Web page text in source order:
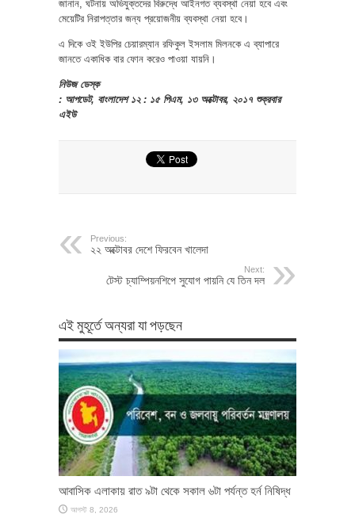
জানান, ঘটনায় অভিযুক্তদের বিরুদ্ধে আইনগত ব্যবস্থা নেয়া হবে এবং
মেয়েটির নিরাপত্তার জন্য প্রয়োজনীয় ব্যবস্থা নেয়া হবে।
এ দিকে ওই ইউপির চেয়ারম্যান রফিকুল ইসলাম মিলনকে এ ব্যাপারে
জানতে একাধিক বার ফোন করেও পাওয়া যায়নি।
নিউজ ডেস্ক
: আপডেট, বাংলাদেশ ১২ : ১৫ পিএম, ১৩ অক্টোবর, ২০১৭ শুক্রবার
এইউ
Previous:
২২ অক্টোবর দেশে ফিরবেন খালেদা
Next:
টেস্ট চ্যাম্পিয়নশিপে সুযোগ পায়নি যে তিন দল
এই মুহূর্তে অন্যরা যা পড়ছেন
আবাসিক এলাকায় রাত ৯টা থেকে সকাল ৬টা পর্যন্ত হর্ন নিষিদ্ধ
আগস্ট 8, 2026